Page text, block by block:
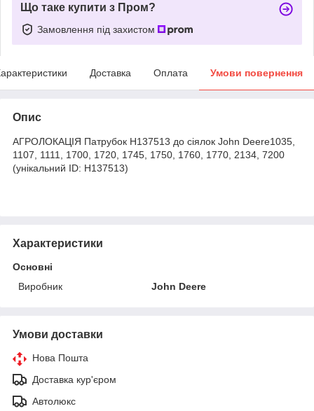
Що таке купити з Пром?
Замовлення під захистом
Доставка Оплата Умови повернення
Опис
АГРОЛОКАЦІЯ Патрубок H137513 до сіялок John Deere1035,
1107, 1111, 1700, 1720, 1745, 1750, 1760, 1770, 2134, 7200
(унікальний ID: H137513)
Характеристики
Основні
Виробник
John Deere
Умови доставки
Нова Пошта
Доставка кур'єром
Автолюкс